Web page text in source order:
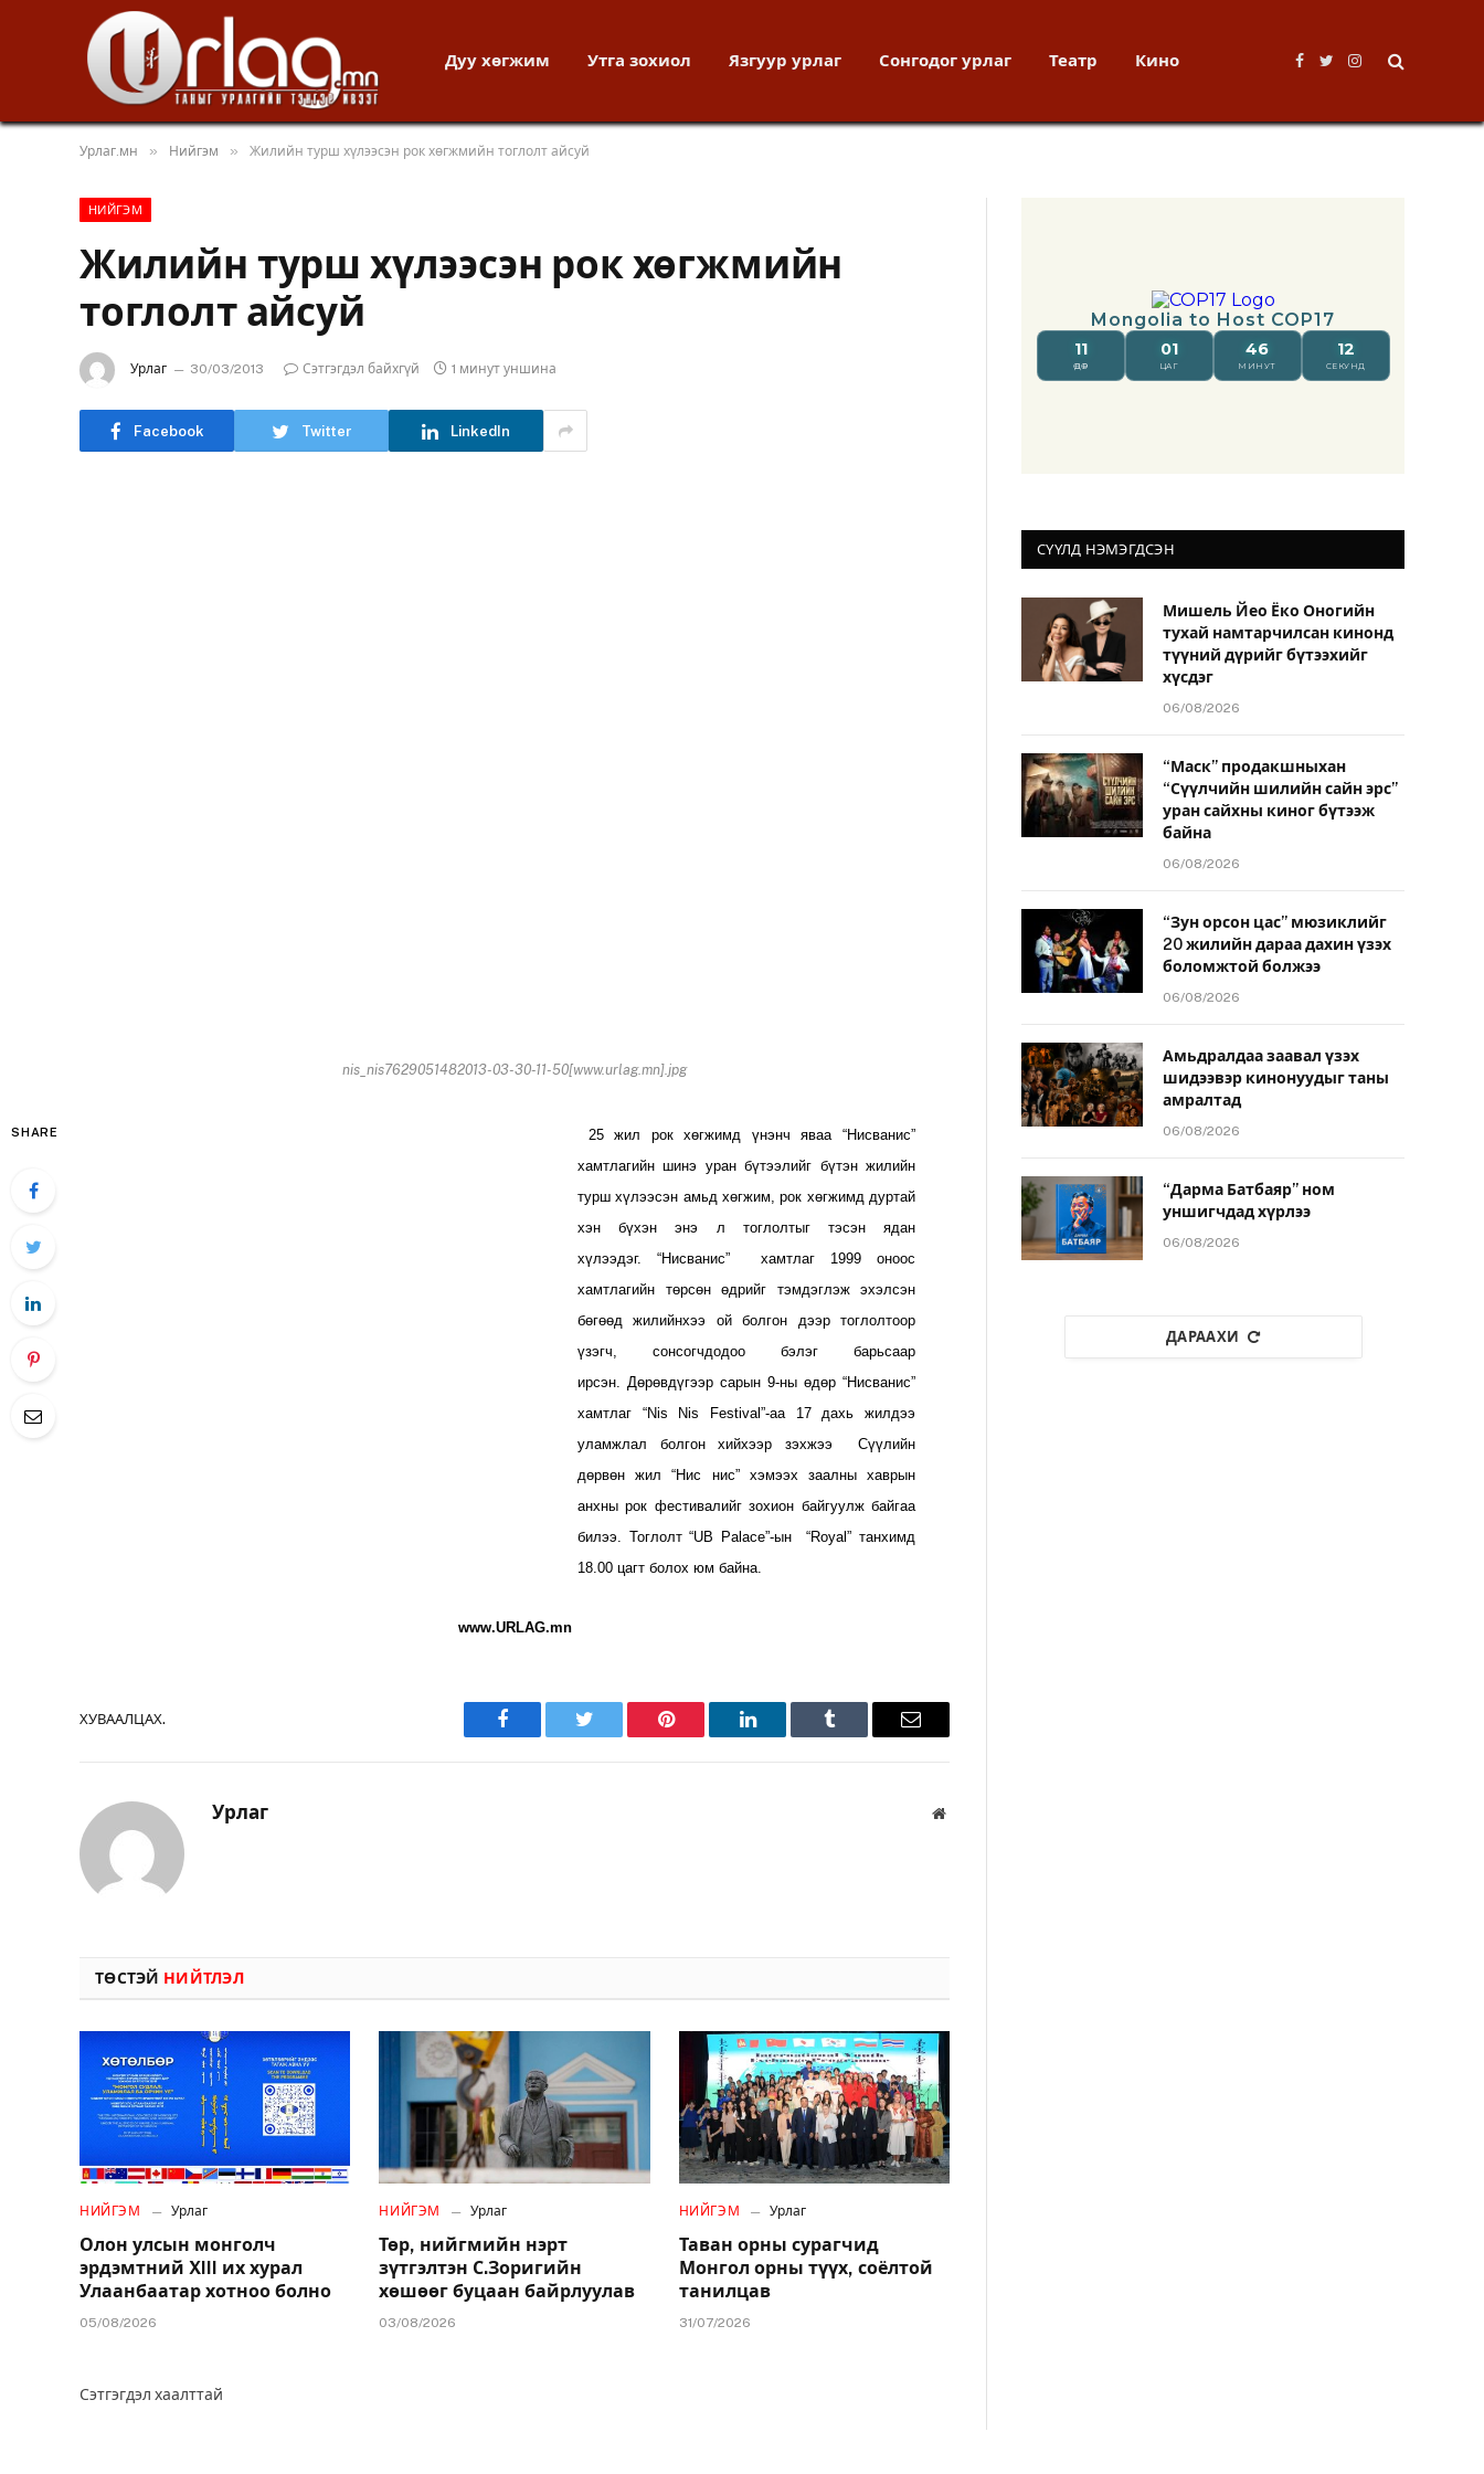
Дуу хөгжим Утга зохиол Язгуур урлаг Сонгодог урлаг Театр Кино
Facebook
TwitterInstagram
Урлаг.мн » Нийгэм » Жилийн турш хүлээсэн рок хөгжмийн тоглолт айсуй
НИЙГЭМ
Жилийн турш хүлээсэн рок хөгжмийн
тоглолт айсуй
Урлаг 30/03/2013 Сэтгэгдэл байхгүй 1 минут уншина
Facebook Twitter LinkedIn
nis_nis7629051482013-03-30-11-50[www.urlag.mn].jpg
SHARE
25 жил рок хөгжимд үнэнч яваа “Нисванис”
хамтлагийн шинэ уран бүтээлийг бүтэн жилийн
турш хүлээсэн амьд хөгжим, рок хөгжимд дуртай
хэн бүхэн энэ л тоглолтыг тэсэн ядан
хүлээдэг. “Нисванис” хамтлаг 1999 оноос
хамтлагийн төрсөн өдрийг тэмдэглэж эхэлсэн
бөгөөд жилийнхээ ой болгон дээр тоглолтоор
үзэгч, сонсогчдодоо бэлэг барьсаар
ирсэн. Дөрөвдүгээр сарын 9-ны өдөр “Нисванис”
хамтлаг “Nis Nis Festival”-аа 17 дахь жилдээ
уламжлал болгон хийхээр зэхжээ
Сүүлийн
дөрвөн жил “Нис нис” хэмээх заалны хаврын
анхны рок фестивалийг зохион байгуулж байгаа
билээ. Тоглолт “UB Palace”-ын “Royal” танхимд
18.00 цагт болох юм байна.
www.URLAG.mn
ХУВААЛЦАХ.
Facebook Twitter Pinterest LinkedIn Tumblr Имэйл
Урлаг Вэбсайт
ТӨСТЭЙ НИЙТЛЭЛ
НИЙГЭМ Урлаг
Олон улсын монголч
эрдэмтний XIII их хурал
Улаанбаатар хотноо болно
05/08/2026
НИЙГЭМ Урлаг
Төр, нийгмийн нэрт
зүтгэлтэн С.Зоригийн
хөшөөг буцаан байрлуулав
03/08/2026
НИЙГЭМ Урлаг
Таван орны сурагчид
Монгол орны түүх, соёлтой
танилцав
31/07/2026
Сэтгэгдэл хаалттай
СҮҮЛД НЭМЭГДСЭН
Мишель Йео Ёко Оногийн
тухай намтарчилсан кинонд
түүний дүрийг бүтээхийг
хүсдэг
06/08/2026
“Маск” продакшныхан
“Сүүлчийн шилийн сайн эрс”
уран сайхны киног бүтээж
байна
06/08/2026
“Зун орсон цас” мюзиклийг
20 жилийн дараа дахин үзэх
боломжтой болжээ
06/08/2026
Амьдралдаа заавал үзэх
шидээвэр кинонуудыг таны
амралтад
06/08/2026
“Дарма Батбаяр” ном
уншигчдад хүрлээ
06/08/2026
ДАРААХИ